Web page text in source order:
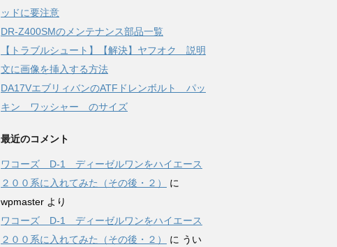
ッドに要注意
DR-Z400SMのメンテナンス部品一覧
【トラブルシュート】【解決】ヤフオク 説明
文に画像を挿入する方法
DA17VエブリィバンのATFドレンボルト パッ
キン ワッシャー のサイズ
最近のコメント
ワコーズ D-1 ディーゼルワンをハイエース
２００系に入れてみた（その後・２）
に
wpmaster より
ワコーズ D-1 ディーゼルワンをハイエース
２００系に入れてみた（その後・２）
に うい